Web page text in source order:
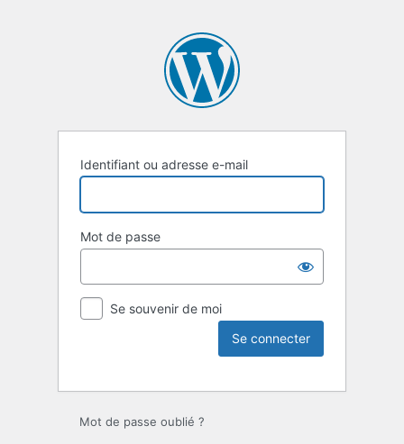
Identifiant ou adresse e-mail
Mot de passe
Se souvenir de moi
Mot de passe oublié ?